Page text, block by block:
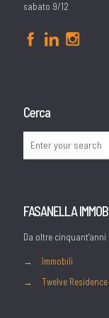
sabato 9/12
Cerca
FASANELLA
Da oltre
→
Immobili
→
Twelve Residence